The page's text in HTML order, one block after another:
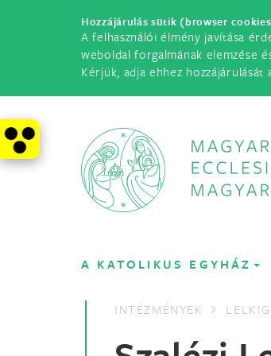
Hozzájárulás sütik (browser
A felhasználói élmény javítása
weboldal forgalmának elemzése
Kérjük, adja ehhez
A KATOLIKUS EGYHÁZ
INTÉZMÉNYEK